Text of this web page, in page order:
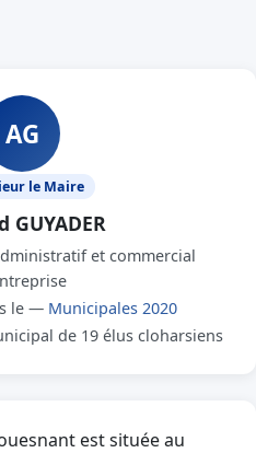
AG
le Maire
GUYADER
et commercial
le — Municipales 2020
de 19 élus cloharsiens
est située au